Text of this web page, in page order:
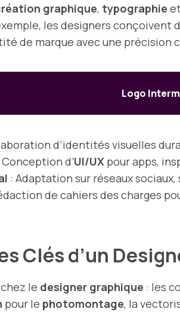
graphique, typographie
les designers conçoivent
de marque avec une précision
Logo
d’identités visuelles
Conception d’UI/UX pour apps,
: Adaptation sur réseaux
de cahiers des charges
Clés d’un
le designer graphique : les
pour le photomontage, la